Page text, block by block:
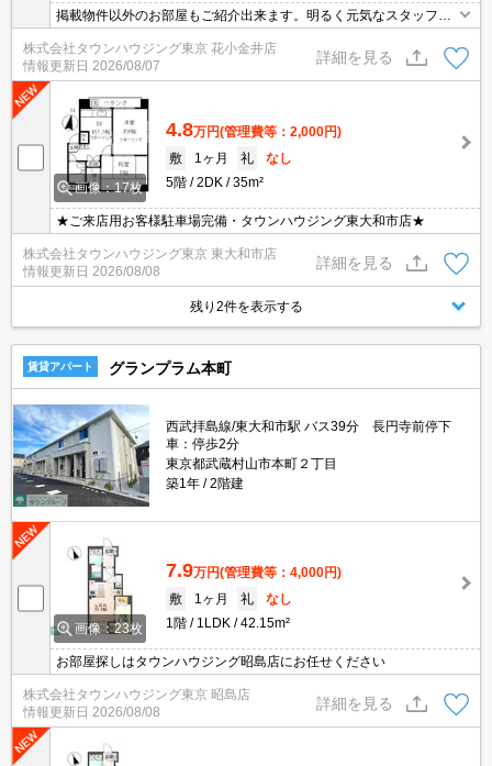
掲載物件以外のお部屋もご紹介出来ます。明るく元気なスタッフが
丁寧にご対応させていただきます。オンラインで見学・接客可能で
す！お気軽にお問い合わせ下さい☆★
株式会社タウンハウジング東京 花小金井店
情報更新日 2026/08/07
詳細を見る
画像：17枚
4.8万円(管理費等：2,000円)
敷
1ヶ月 礼
なし
5階
2DK 35m²
★ご来店用お客様駐車場完備・タウンハウジング東大和市店★
株式会社タウンハウジング東京 東大和市店
情報更新日 2026/08/08
詳細を見る
残り2件を表示する
賃貸アパート グランプラム本町
西武拝島線/東大和市駅 バス39分 長円寺前停下
車：停歩2分
東京都武蔵村山市本町２丁目
築1年
2階建
画像：23枚
7.9万円(管理費等：4,000円)
敷
1ヶ月 礼
なし
1階
1LDK 42.15m²
お部屋探しはタウンハウジング昭島店にお任せください
株式会社タウンハウジング東京 昭島店
情報更新日 2026/08/08
詳細を見る